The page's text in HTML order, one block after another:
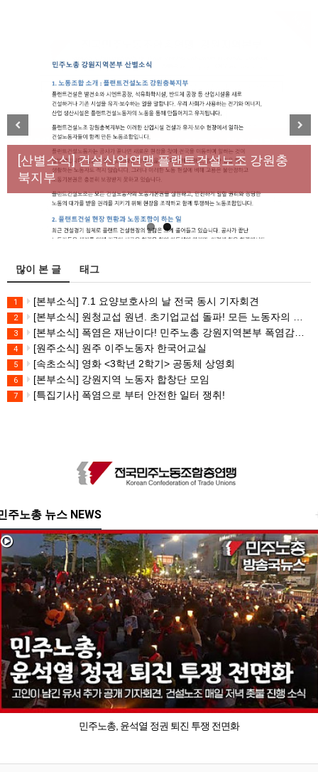
[성명] 막을 수 있었던 죽음, HL만도가 책임져라 : 청
년노동자 사망사고의 철저한 진상규명과 재발방지
대책 마련하라
[산별소식] 건설산업연맹 플랜트건설노조 강원충
북지부
Previous Next
많이 본 글 태그
1 [본부소식] 7.1 요양보호사의 날 전국 동시 기자회견
2 [본부소식] 원청교섭 원년. 초기업교섭 돌파! 모든 노동자의 노동기본권 쟁취! 민주노총 7.15 총파업대회
3 [본부소식] 폭염은 재난이다! 민주노총 강원지역본부 폭염감시단 선포 기자회견
4 [원주소식] 원주 이주노동자 한국어교실
5 [속초소식] 영화 <3학년 2학기> 공동체 상영회
6 [본부소식] 강원지역 노동자 합창단 모임
7 [특집기사] 폭염으로 부터 안전한 일터 쟁취!
주노총 뉴스 NEWS
민주노총, 윤석열 정권 퇴진 투쟁 전면화